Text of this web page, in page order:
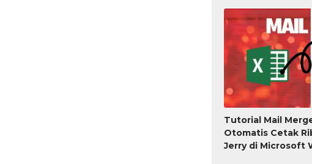
Tutorial Mail
Otomatis Cetak
Jerry di Microsoft